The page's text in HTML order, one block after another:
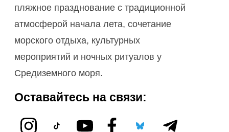
пляжное празднование с традиционной
атмосферой начала лета, сочетание
морского отдыха, культурных
мероприятий и ночных ритуалов у
Средиземного моря.
Оставайтесь на связи: